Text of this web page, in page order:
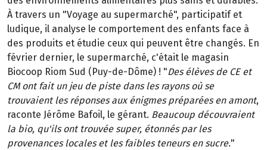
À travers un "Voyage au supermarché", participatif et
ludique, il analyse le comportement des enfants face à
des produits et étudie ceux qui peuvent être changés. En
février dernier, le supermarché, c'était le magasin
Biocoop Riom Sud (Puy-de-Dôme) ! "Des élèves de CE et
CM ont fait un jeu de piste dans les rayons où se
trouvaient les réponses aux énigmes préparées en amont,
raconte Jérôme Bafoil, le gérant. Beaucoup découvraient
la bio, qu'ils ont trouvée super, étonnés par les
provenances locales et les faibles teneurs en sucre."